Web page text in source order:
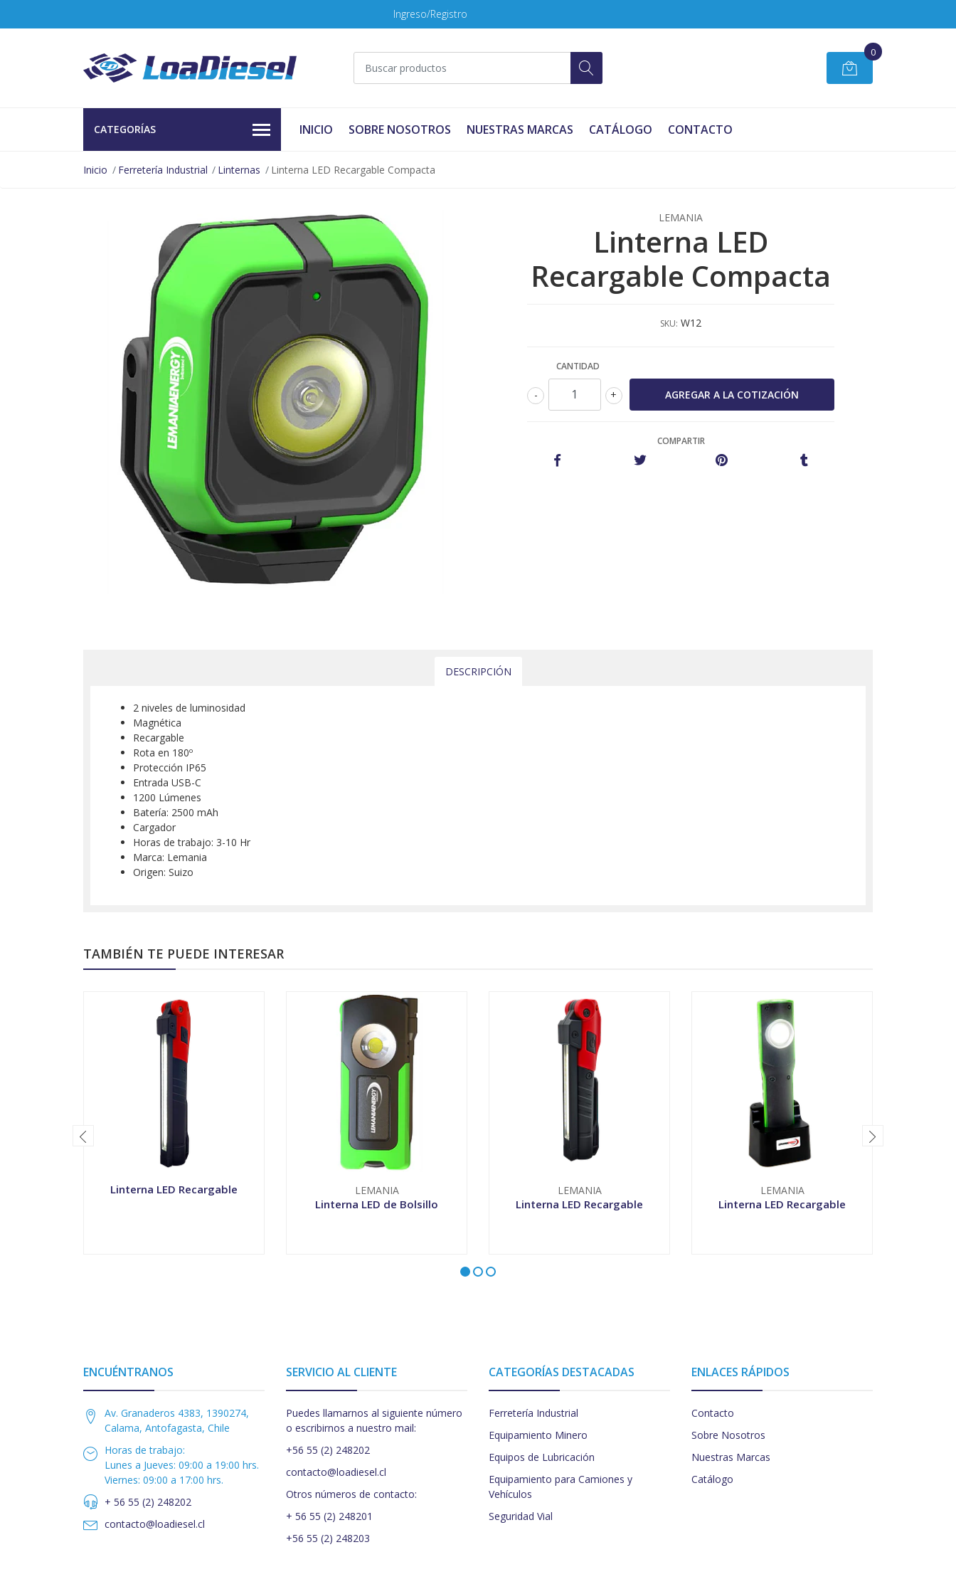
Ingreso/Registro
0
CATEGORÍAS INICIO SOBRE NOSOTROS NUESTRAS MARCAS CATÁLOGO CONTACTO
Inicio Ferretería Industrial Linternas Linterna LED Recargable Compacta
LEMANIA
Linterna LED
Recargable Compacta
SKU: W12
CANTIDAD
+
-
COMPARTIR
DESCRIPCIÓN
2 niveles de luminosidad
Magnética
Recargable
Rota en 180º
Protección IP65
Entrada USB-C
1200 Lúmenes
Batería: 2500 mAh
Cargador
Horas de trabajo: 3-10 Hr
Marca: Lemania
Origen: Suizo
TAMBIÉN TE PUEDE INTERESAR
Linterna LED Recargable LEMANIA
Linterna LED de Bolsillo
LEMANIA
Linterna LED Recargable
LEMANIA
Linterna LED Recargable
ENCUÉNTRANOS
Av. Granaderos 4383, 1390274,
Calama, Antofagasta, Chile
Horas de trabajo:
Lunes a Jueves: 09:00 a 19:00 hrs.
Viernes: 09:00 a 17:00 hrs.
+ 56 55 (2) 248202
contacto@loadiesel.cl
SERVICIO AL CLIENTE
Puedes llamarnos al siguiente número
o escribirnos a nuestro mail:
+56 55 (2) 248202
contacto@loadiesel.cl
Otros números de contacto:
+ 56 55 (2) 248201
+56 55 (2) 248203
CATEGORÍAS DESTACADAS
Ferretería Industrial
Equipamiento Minero
Equipos de Lubricación
Equipamiento para Camiones y
Vehículos
Seguridad Vial
ENLACES RÁPIDOS
Contacto
Sobre Nosotros
Nuestras Marcas
Catálogo